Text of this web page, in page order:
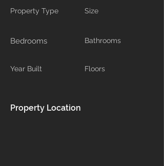
Property Type
Bedrooms
Year Built
Size
Bathrooms
Floors
Property Location